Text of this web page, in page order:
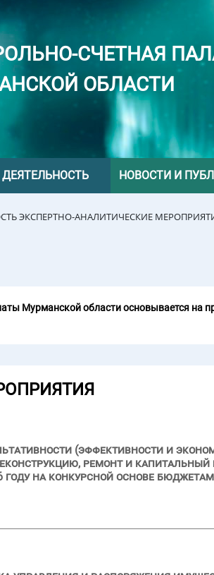
СЧЕТНАЯ
ОБЛАСТИ
ДЕЯТЕЛЬНОСТЬ НОВОСТИ И
ЭКСПЕРТНО-АНАЛИТИЧЕСКИЕ
Мурманской области основывается на
(эффективности и
ремонт и
году на конкурсной основе